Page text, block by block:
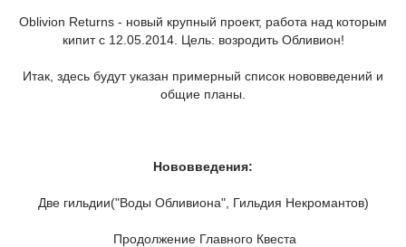
Oblivion Returns - новый крупный проект, работа над которым
кипит с 12.05.2014. Цель: возродить Обливион!
Итак, здесь будут указан примерный список нововведений и
общие планы.
Нововведения:
Две гильдии("Воды Обливиона", Гильдия Некромантов)
Продолжение Главного Квеста